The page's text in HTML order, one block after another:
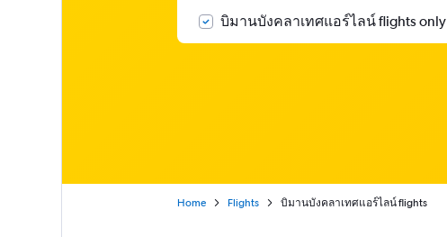
บิมานบังคลาเทศแอร์ไลน์ flights only
Home Flights บิมานบังคลาเทศแอร์ไลน์ flights